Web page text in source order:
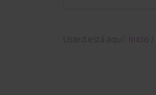
Usted está aquí: Inicio